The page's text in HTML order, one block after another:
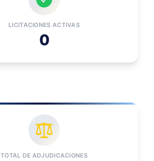
LICITACIONES ACTIVAS
0
TOTAL DE ADJUDICACIONES